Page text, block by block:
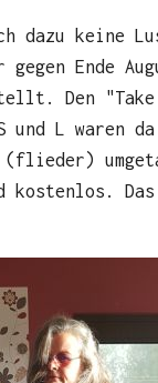
dazu keine
Ende
Den "Take
L waren da
kostenlos.